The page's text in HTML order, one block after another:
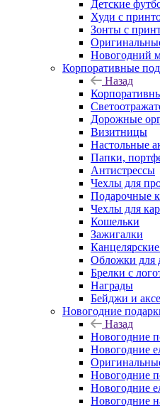
Детские
Худи с
Зонты с
Новогодний
Корпоративные
Назад
Дорожные
Визитницы
Настольные
Папки,
Антистрессы
Чехлы для
Подарочные
Чехлы для
Кошельки
Зажигалки
Обложки для
Брелки с
Награды
Бейджи и
Новогодние
Назад
Новогодние
Новогодние
Новогодние
Новогодние
Новогодние